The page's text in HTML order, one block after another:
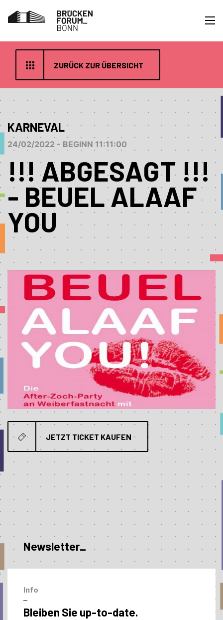
ZURÜCK ZUR ÜBERSICHT
KARNEVAL
24/02/2022 - BEGINN 11:11:00
!!! ABGESAGT !!!
- BEUEL ALAAF
YOU
JETZT TICKET KAUFEN
Newsletter_
Info
–
Bleiben Sie up-to-date.